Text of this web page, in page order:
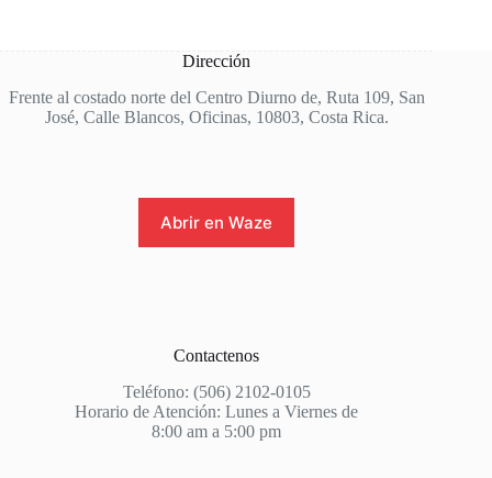
Dirección
Frente al costado norte del Centro Diurno de, Ruta 109, San
José, Calle Blancos, Oficinas, 10803, Costa Rica.
Abrir en Waze
Contactenos
Teléfono: (506) 2102-0105
Horario de Atención: Lunes a Viernes de
8:00 am a 5:00 pm